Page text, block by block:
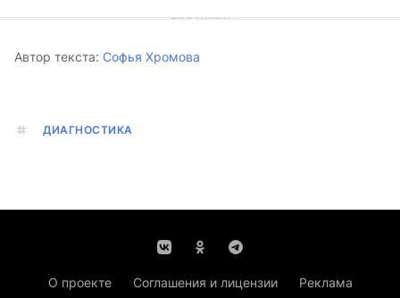
Автор текста: Софья Хромова
ДИАГНОСТИКА
О проекте Соглашения и лицензии
Реклама